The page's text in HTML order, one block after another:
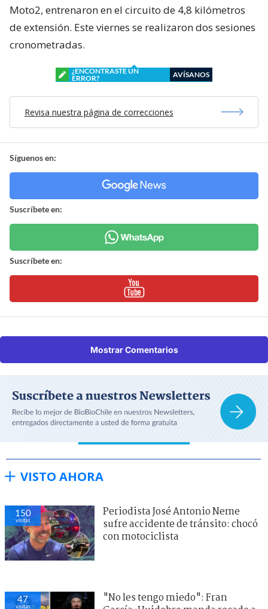
Moto2, entrenaron en el circuito de 4,8 kilómetros
de extensión. Este viernes se realizaron dos sesiones
cronometradas.
¿ENCONTRASTE UN
ERROR?
AVÍSANOS
Revisa nuestra página de correcciones
Síguenos en:
Suscríbete en:
Suscríbete en:
Mostrar Comentarios
VISTO AHORA
150
visitas
Periodista José Antonio Neme
sufre accidente de tránsito: chocó
con motociclista
47
visitas
"No les tengo miedo": Fran